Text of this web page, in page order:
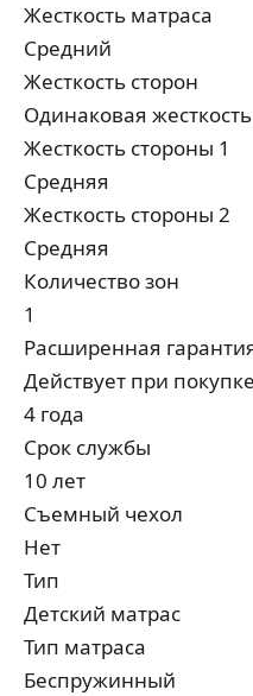
Жесткость матраса
Средний
Жесткость сторон
Одинаковая жесткость
Жесткость стороны 1
Средняя
Жесткость стороны 2
Средняя
Количество зон
1
Расширенная
Действует при
4 года
Срок службы
10 лет
Съемный чехол
Нет
Тип
Детский матрас
Тип матраса
Беcпружинный